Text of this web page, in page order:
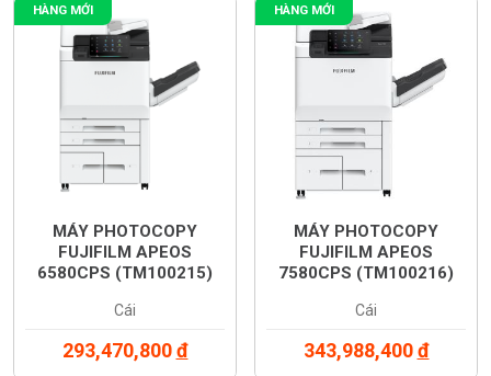
HÀNG MỚI
MÁY PHOTOCOPY
FUJIFILM APEOS
6580CPS (TM100215)
Cái
293,470,800đ
HÀNG MỚI
MÁY PHOTOCOPY
FUJIFILM APEOS
7580CPS (TM100216)
Cái
343,988,400đ